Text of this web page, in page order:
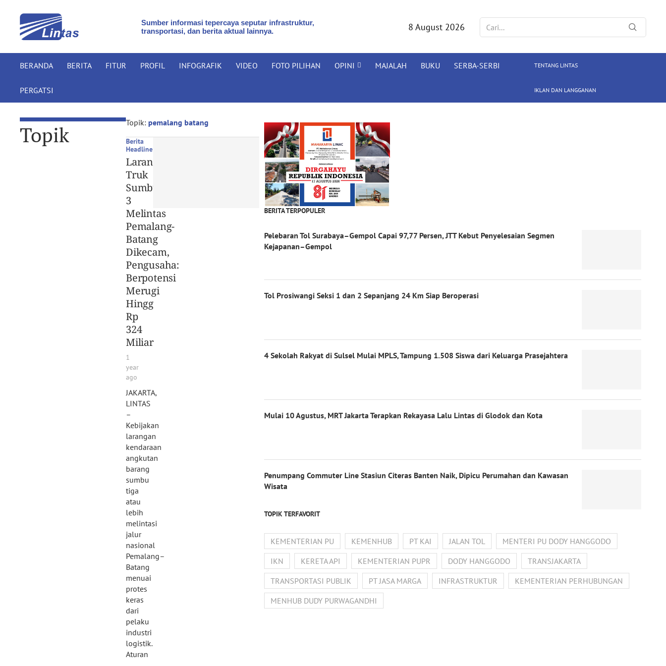
Sumber informasi tepercaya seputar infrastruktur,
transportasi, dan berita aktual lainnya.
8 August 2026
BERANDA BERITA FITUR PROFIL INFOGRAFIK VIDEO FOTO PILIHAN OPINI MAJALAH BUKU SERBA-SERBI
PERGATSI
TENTANG LINTAS
IKLAN DAN LANGGANAN
Topik Topik: pemalang batang
Berita
Headline
Larangan
Truk
Sumbu
3
Melintas
Pemalang-
Batang
Dikecam,
Pengusaha:
Berpotensi
Merugi
Hingg
Rp
324
Miliar
1
year
ago
JAKARTA,
LINTAS
–
Kebijakan
larangan
kendaraan
angkutan
barang
sumbu
tiga
atau
lebih
melintasi
jalur
nasional
Pemalang–
Batang
menuai
protes
keras
dari
pelaku
industri
logistik.
Aturan
BERITA TERPOPULER
Pelebaran Tol Surabaya–Gempol Capai 97,77 Persen, JTT Kebut Penyelesaian Segmen
Kejapanan–Gempol
Tol Prosiwangi Seksi 1 dan 2 Sepanjang 24 Km Siap Beroperasi
4 Sekolah Rakyat di Sulsel Mulai MPLS, Tampung 1.508 Siswa dari Keluarga Prasejahtera
Mulai 10 Agustus, MRT Jakarta Terapkan Rekayasa Lalu Lintas di Glodok dan Kota
Penumpang Commuter Line Stasiun Citeras Banten Naik, Dipicu Perumahan dan Kawasan
Wisata
TOPIK TERFAVORIT
KEMENTERIAN PU KEMENHUB PT KAI JALAN TOL
MENTERI PU DODY HANGGODO
IKN
KERETA API KEMENTERIAN PUPR DODY HANGGODO
TRANSJAKARTA
TRANSPORTASI PUBLIK
PT JASA MARGA INFRASTRUKTUR
KEMENTERIAN PERHUBUNGAN
MENHUB DUDY PURWAGANDHI